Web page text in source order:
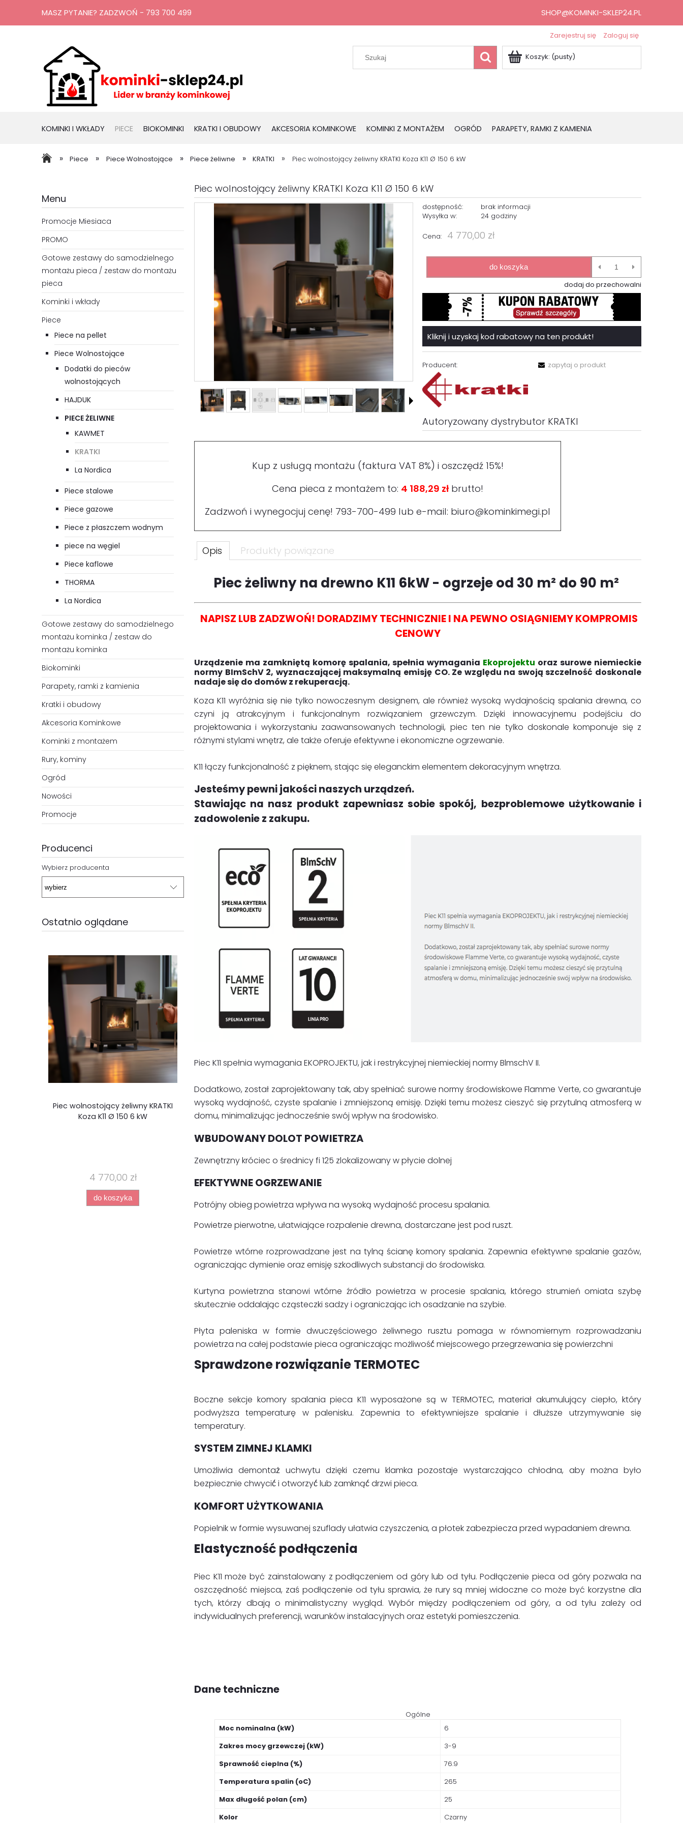
Zarejestruj się Zaloguj się
Koszyk: (pusty)
KOMINKI I WKŁADY PIECE BIOKOMINKI KRATKI I OBUDOWY AKCESORIA KOMINKOWE KOMINKI Z MONTAŻEM OGRÓD PARAPETY, RAMKI Z KAMIENIA
RURY, KOMINY
» Piece » Piece Wolnostojące » Piece żeliwne » KRATKI » Piec wolnostojący żeliwny KRATKI Koza K11 Ø 150 6 kW
MASZ PYTANIE? ZADZWOŃ - 793 700 499 SHOP@KOMINKI-SKLEP24.PL
Menu
Promocje Miesiaca
PROMO
Gotowe zestawy do samodzielnego
montażu pieca / zestaw do montażu
pieca
Kominki i wkłady
Piece
Piece na pellet
Piece Wolnostojące
Dodatki do pieców
wolnostojących
HAJDUK
PIECE ŻELIWNE
KAWMET
KRATKI
La Nordica
Piece stalowe
Piece gazowe
Piece z płaszczem wodnym
piece na węgiel
Piece kaflowe
THORMA
La Nordica
Gotowe zestawy do samodzielnego
montażu kominka / zestaw do
montażu kominka
Biokominki
Parapety, ramki z kamienia
Kratki i obudowy
Akcesoria Kominkowe
Kominki z montażem
Rury, kominy
Ogród
Nowości
Promocje
Producenci
Wybierz producenta
Ostatnio oglądane
Piec wolnostojący żeliwny KRATKI
Koza K11 Ø 150 6 kW
4 770,00 zł
do koszyka
Piec wolnostojący żeliwny KRATKI Koza K11 Ø 150 6 kW
dostępność:
brak informacji
Wysyłka w:
24 godziny
Cena: 4 770,00 zł
do koszyka
dodaj do przechowalni
Kliknij i uzyskaj kod rabatowy na ten produkt!
Producent: zapytaj o produkt
Autoryzowany dystrybutor KRATKI
Kup z usługą montażu (faktura VAT 8%) i oszczędź 15%!
Cena pieca z montażem to: 4 188,29 złbrutto!
Zadzwoń i wynegocjuj cenę! 793-700-499 lub e-mail: biuro@kominkimegi.pl
Opis Produkty powiązane
Piec żeliwny na drewno K11 6kW - ogrzeje od 30 m² do 90 m²
NAPISZ LUB ZADZWOŃ! DORADZIMY TECHNICZNIE I NA PEWNO OSIĄGNIEMY KOMPROMIS
CENOWY
Urządzenie ma zamkniętą komorę spalania, spełnia wymagania Ekoprojektu oraz surowe niemieckie
normy BImSchV 2, wyznaczającej maksymalną emisję CO. Ze względu na swoją szczelność doskonale
nadaje się do domów z rekuperacją.
Koza K11 wyróżnia się nie tylko nowoczesnym designem, ale również wysoką wydajnością spalania drewna, co
czyni ją atrakcyjnym i funkcjonalnym rozwiązaniem grzewczym. Dzięki innowacyjnemu podejściu do
projektowania i wykorzystaniu zaawansowanych technologii, piec ten nie tylko doskonale komponuje się z
różnymi stylami wnętrz, ale także oferuje efektywne i ekonomiczne ogrzewanie.
K11 łączy funkcjonalność z pięknem, stając się eleganckim elementem dekoracyjnym wnętrza.
Jesteśmy pewni jakości naszych urządzeń.
Stawiając na nasz produkt zapewniasz sobie spokój, bezproblemowe użytkowanie i
zadowolenie z zakupu.
Piec K11 spełnia wymagania EKOPROJEKTU, jak i restrykcyjnej niemieckiej normy BlmschV II.
Dodatkowo, został zaprojektowany tak, aby spełniać surowe normy środowiskowe Flamme Verte, co gwarantuje
wysoką wydajność, czyste spalanie i zmniejszoną emisję. Dzięki temu możesz cieszyć się przytulną atmosferą w
domu, minimalizując jednocześnie swój wpływ na środowisko.
WBUDOWANY DOLOT POWIETRZA
Zewnętrzny króciec o średnicy fi 125 zlokalizowany w płycie dolnej
EFEKTYWNE OGRZEWANIE
Potrójny obieg powietrza wpływa na wysoką wydajność procesu spalania.
Powietrze pierwotne, ułatwiające rozpalenie drewna, dostarczane jest pod ruszt.
Powietrze wtórne rozprowadzane jest na tylną ścianę komory spalania. Zapewnia efektywne spalanie gazów,
ograniczając dymienie oraz emisję szkodliwych substancji do środowiska.
Kurtyna powietrzna stanowi wtórne źródło powietrza w procesie spalania, którego strumień omiata szybę
skutecznie oddalając cząsteczki sadzy i ograniczając ich osadzanie na szybie.
Płyta paleniska w formie dwuczęściowego żeliwnego rusztu pomaga w równomiernym rozprowadzaniu
powietrza na całej podstawie pieca ograniczając możliwość́ miejscowego przegrzewania się̨ powierzchni
Sprawdzone rozwiązanie TERMOTEC
Boczne sekcje komory spalania pieca K11 wyposażone są w TERMOTEC, materiał akumulujący ciepło, który
podwyższa temperaturę w palenisku. Zapewnia to efektywniejsze spalanie i dłuższe utrzymywanie się
temperatury.
SYSTEM ZIMNEJ KLAMKI
Umożliwia demontaż̇ uchwytu dzięki czemu klamka pozostaje wystarczająco chłodna, aby można było
bezpiecznie chwycić́ i otworzyć́ lub zamknąć́ drzwi pieca.
KOMFORT UŻYTKOWANIA
Popielnik w formie wysuwanej szuflady ułatwia czyszczenia, a płotek zabezpiecza przed wypadaniem drewna.
Elastyczność podłączenia
Piec K11 może być zainstalowany z podłączeniem od góry lub od tyłu. Podłączenie pieca od góry pozwala na
oszczędność miejsca, zaś podłączenie od tyłu sprawia, że rury są mniej widoczne co może być korzystne dla
tych, którzy dbają o minimalistyczny wygląd. Wybór między podłączeniem od góry, a od tyłu zależy od
indywidualnych preferencji, warunków instalacyjnych oraz estetyki pomieszczenia.
Dane techniczne
Ogólne
Moc nominalna (kW)
6
Zakres mocy grzewczej (kW)
3-9
Sprawność cieplna (%)
76.9
Temperatura spalin (oC)
265
Max długość polan (cm)
25
Kolor
Czarny